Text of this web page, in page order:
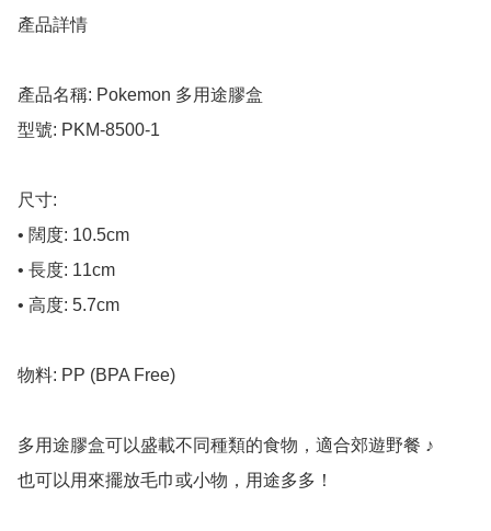
產品詳情
產品名稱: Pokemon 多用途膠盒
型號: PKM-8500-1
尺寸:
• 闊度: 10.5cm
• 長度: 11cm
• 高度: 5.7cm
物料: PP (BPA Free)
多用途膠盒可以盛載不同種類的食物，適合郊遊野餐 ♪
也可以用來擺放毛巾或小物，用途多多！